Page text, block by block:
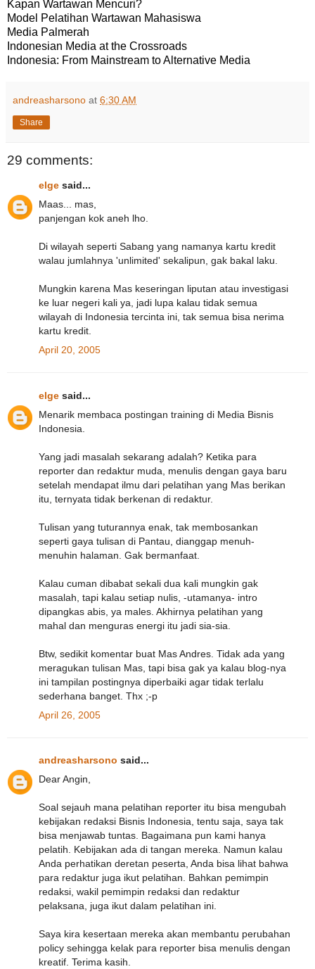
Kapan Wartawan Mencuri?
Model Pelatihan Wartawan Mahasiswa
Media Palmerah
Indonesian Media at the Crossroads
Indonesia: From Mainstream to Alternative Media
andreasharsono at 6:30 AM
Share
29 comments:
elge said...
Maas... mas,
panjengan kok aneh lho.
Di wilayah seperti Sabang yang namanya kartu kredit
walau jumlahnya 'unlimited' sekalipun, gak bakal laku.
Mungkin karena Mas keseringan liputan atau investigasi
ke luar negeri kali ya, jadi lupa kalau tidak semua
wilayah di Indonesia tercinta ini, tak semua bisa nerima
kartu kredit.
April 20, 2005
elge said...
Menarik membaca postingan training di Media Bisnis
Indonesia.
Yang jadi masalah sekarang adalah? Ketika para
reporter dan redaktur muda, menulis dengan gaya baru
setelah mendapat ilmu dari pelatihan yang Mas berikan
itu, ternyata tidak berkenan di redaktur.
Tulisan yang tuturannya enak, tak membosankan
seperti gaya tulisan di Pantau, dianggap menuh-
menuhin halaman. Gak bermanfaat.
Kalau cuman dibabat sekali dua kali mungkin gak
masalah, tapi kalau setiap nulis, -utamanya- intro
dipangkas abis, ya males. Akhirnya pelatihan yang
mahal dan menguras energi itu jadi sia-sia.
Btw, sedikit komentar buat Mas Andres. Tidak ada yang
meragukan tulisan Mas, tapi bisa gak ya kalau blog-nya
ini tampilan postingnya diperbaiki agar tidak terlalu
sederhana banget. Thx ;-p
April 26, 2005
andreasharsono said...
Dear Angin,
Soal sejauh mana pelatihan reporter itu bisa mengubah
kebijakan redaksi Bisnis Indonesia, tentu saja, saya tak
bisa menjawab tuntas. Bagaimana pun kami hanya
pelatih. Kebijakan ada di tangan mereka. Namun kalau
Anda perhatikan deretan peserta, Anda bisa lihat bahwa
para redaktur juga ikut pelatihan. Bahkan pemimpin
redaksi, wakil pemimpin redaksi dan redaktur
pelaksana, juga ikut dalam pelatihan ini.
Saya kira kesertaan mereka akan membantu perubahan
policy sehingga kelak para reporter bisa menulis dengan
kreatif. Terima kasih.